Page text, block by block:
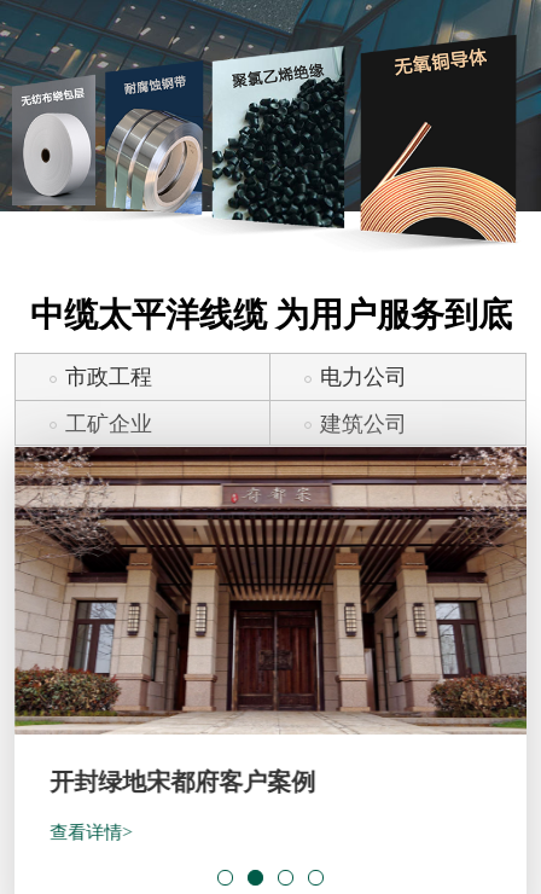
中缆太平洋线缆 为用户服务到底
市政工程
电力公司
工矿企业
建筑公司
开封绿地宋都府客户案例
查看详情>